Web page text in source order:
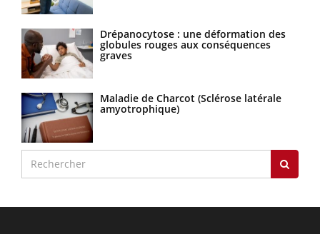
Drépanocytose : une déformation des
globules rouges aux conséquences
graves
Maladie de Charcot (Sclérose latérale
amyotrophique)